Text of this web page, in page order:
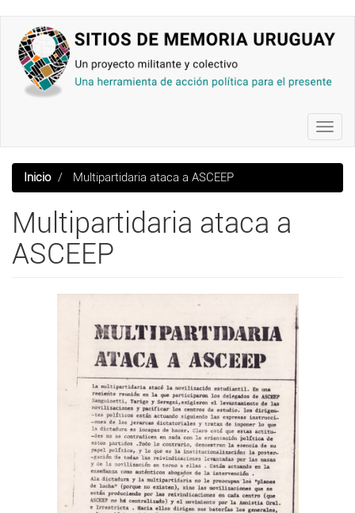
contenido
principal
Inicio Multipartidaria ataca a ASCEEP
Multipartidaria ataca a
ASCEEP